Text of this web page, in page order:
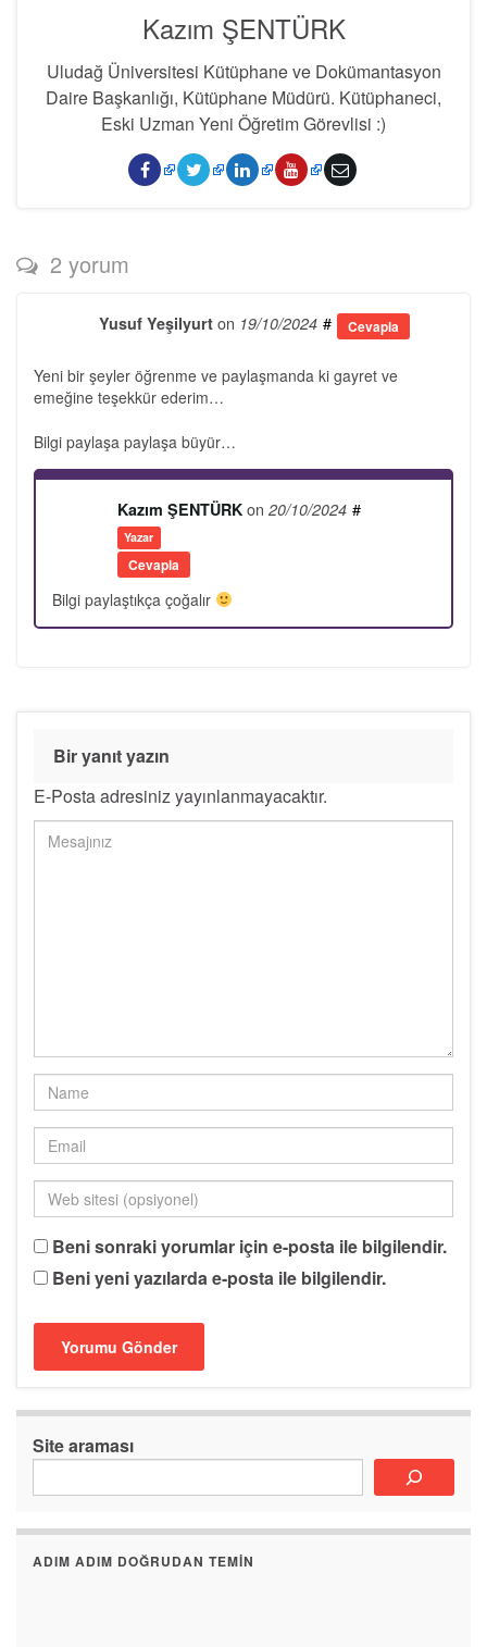
Kazım ŞENTÜRK
Uludağ Üniversitesi Kütüphane ve Dokümantasyon
Daire Başkanlığı, Kütüphane Müdürü. Kütüphaneci,
Eski Uzman Yeni Öğretim Görevlisi :)
2 yorum
Yusuf Yeşilyurt on 19/10/2024 # Cevapla
Yeni bir şeyler öğrenme ve paylaşmanda ki gayret ve
emeğine teşekkür ederim…
Bilgi paylaşa paylaşa büyür…
Kazım ŞENTÜRK on 20/10/2024
Yazar
#
Cevapla
Bilgi paylaştıkça çoğalır
Bir yanıt yazın
E-Posta adresiniz yayınlanmayacaktır.
Beni sonraki yorumlar için e-posta ile bilgilendir.
Beni yeni yazılarda e-posta ile bilgilendir.
Site araması
ADIM ADIM DOĞRUDAN TEMIN